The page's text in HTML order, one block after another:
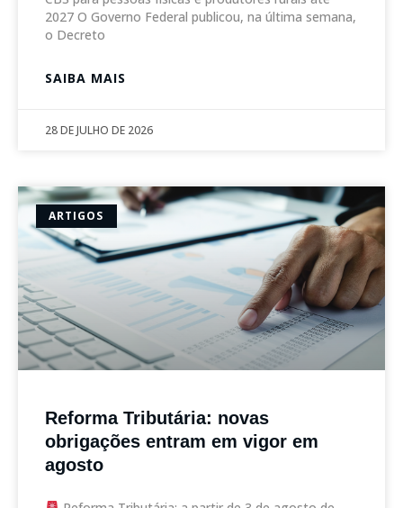
2027 O Governo Federal publicou, na última semana,
o Decreto
SAIBA MAIS
28 DE JULHO DE 2026
ARTIGOS
Reforma Tributária: novas
obrigações entram em vigor em
agosto